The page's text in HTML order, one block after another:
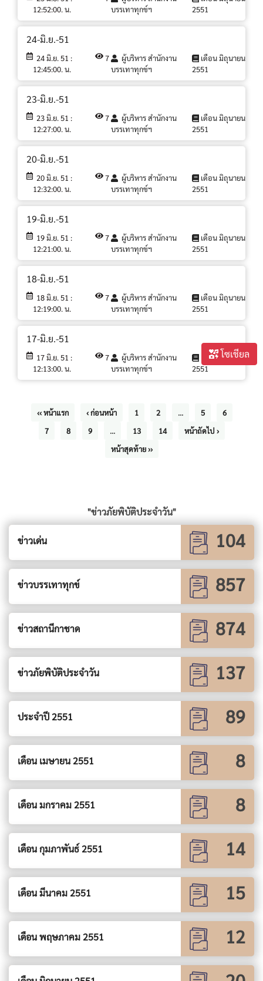
โซเชียล
12:52:00. น.
บรรเทาทุกข์ฯ
2551
24-มิ.ย.-51
24 มิ.ย. 51 :
12:45:00. น.
7
ผู้บริหาร สำนักงาน
บรรเทาทุกข์ฯ
เดือน มิถุนายน
2551
23-มิ.ย.-51
23 มิ.ย. 51 :
12:27:00. น.
7
ผู้บริหาร สำนักงาน
บรรเทาทุกข์ฯ
เดือน มิถุนายน
2551
20-มิ.ย.-51
20 มิ.ย. 51 :
12:32:00. น.
7
ผู้บริหาร สำนักงาน
บรรเทาทุกข์ฯ
เดือน มิถุนายน
2551
19-มิ.ย.-51
19 มิ.ย. 51 :
12:21:00. น.
7
ผู้บริหาร สำนักงาน
บรรเทาทุกข์ฯ
เดือน มิถุนายน
2551
18-มิ.ย.-51
18 มิ.ย. 51 :
12:19:00. น.
7
ผู้บริหาร สำนักงาน
บรรเทาทุกข์ฯ
เดือน มิถุนายน
2551
17-มิ.ย.-51
17 มิ.ย. 51 :
12:13:00. น.
7
ผู้บริหาร สำนักงาน
บรรเทาทุกข์ฯ
เดือน มิถุนายน
2551
‹‹ หน้าแรก ‹ ก่อนหน้า 1 2 ... 5
6
7
8 9 ... 13 14
หน้าถัดไป ›
หน้าสุดท้าย ››
"ข่าวภัยพิบัติประจำวัน"
ข่าวเด่น 104
ข่าวบรรเทาทุกข์ 857
ข่าวสถานีกาชาด 874
ข่าวภัยพิบัติประจำวัน 137
ประจำปี 2551 89
เดือน เมษายน 2551 8
เดือน มกราคม 2551 8
เดือน กุมภาพันธ์ 2551 14
เดือน มีนาคม 2551 15
เดือน พฤษภาคม 2551 12